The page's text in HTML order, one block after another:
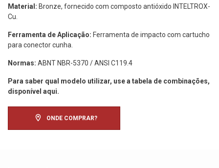
Material: Bronze, fornecido com composto antióxido INTELTROX-
Cu.
Ferramenta de Aplicação: Ferramenta de impacto com cartucho
para conector cunha.
Normas: ABNT NBR-5370 / ANSI C119.4
Para saber qual modelo utilizar, use a tabela de combinações,
disponível aqui.
location_on ONDE COMPRAR?